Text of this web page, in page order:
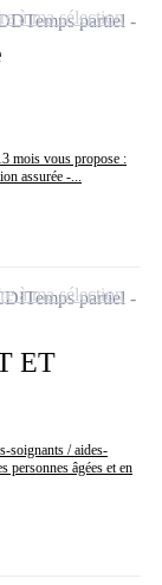
mois vous propose :
assurée -...
Temps partiel
à ma sélection
ET
soignants / aides-
personnes âgées et en
Temps partiel
à ma sélection